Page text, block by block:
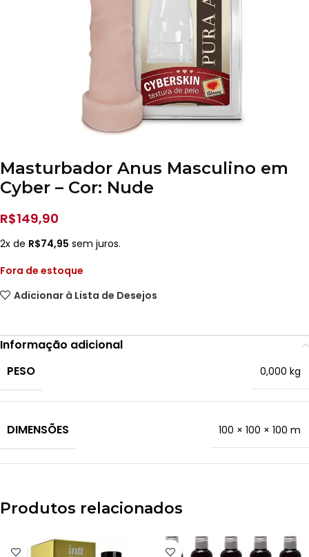
Masturbador Anus Masculino em
Cyber – Cor: Nude
R$149,90
2x de R$74,95 sem juros.
Fora de estoque
Adicionar à Lista de Desejos
Informação adicional
PESO
0,000 kg
DIMENSÕES 100 × 100 × 100 m
Produtos relacionados